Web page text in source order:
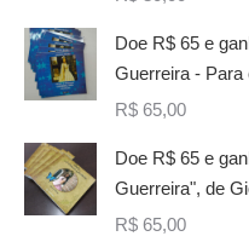
Doe R$ 65 e
Guerreira -
R$ 65,00
Doe R$ 65 e
Guerreira", de
R$ 65,00